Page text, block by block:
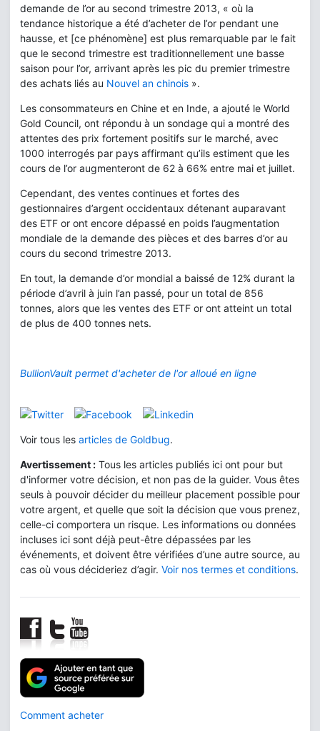
demande de l’or au second trimestre 2013, « où la
tendance historique a été d’acheter de l’or pendant une
hausse, et [ce phénomène] est plus remarquable par le fait
que le second trimestre est traditionnellement une basse
saison pour l’or, arrivant après les pic du premier trimestre
des achats liés au Nouvel an chinois ».
Les consommateurs en Chine et en Inde, a ajouté le World
Gold Council, ont répondu à un sondage qui a montré des
attentes des prix fortement positifs sur le marché, avec
1000 interrogés par pays affirmant qu’ils estiment que les
cours de l’or augmenteront de 62 à 66% entre mai et juillet.
Cependant, des ventes continues et fortes des
gestionnaires d’argent occidentaux détenant auparavant
des ETF or ont encore dépassé en poids l’augmentation
mondiale de la demande des pièces et des barres d’or au
cours du second trimestre 2013.
En tout, la demande d’or mondial a baissé de 12% durant la
période d’avril à juin l’an passé, pour un total de 856
tonnes, alors que les ventes des ETF or ont atteint un total
de plus de 400 tonnes nets.
BullionVault permet d'acheter de l'or alloué en ligne
Voir tous les articles de Goldbug.
Avertissement : Tous les articles publiés ici ont pour but
d'informer votre décision, et non pas de la guider. Vous êtes
seuls à pouvoir décider du meilleur placement possible pour
votre argent, et quelle que soit la décision que vous prenez,
celle-ci comportera un risque. Les informations ou données
incluses ici sont déjà peut-être dépassées par les
événements, et doivent être vérifiées d’une autre source, au
cas où vous décideriez d’agir. Voir nos termes et conditions.
Comment acheter